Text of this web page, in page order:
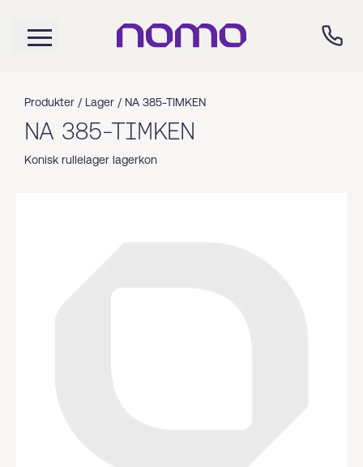
Produkter / Lager / NA 385-TIMKEN
NA 385-TIMKEN
Konisk rullelager lagerkon